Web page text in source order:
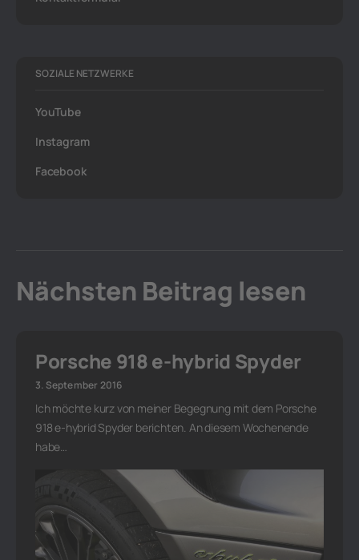
SOZIALE NETZWERKE
YouTube
Instagram
Facebook
Nächsten Beitrag lesen
Porsche 918 e-hybrid Spyder
3. September 2016
Ich möchte kurz von meiner Begegnung mit dem Porsche
918 e-hybrid Spyder berichten. An diesem Wochenende
habe…